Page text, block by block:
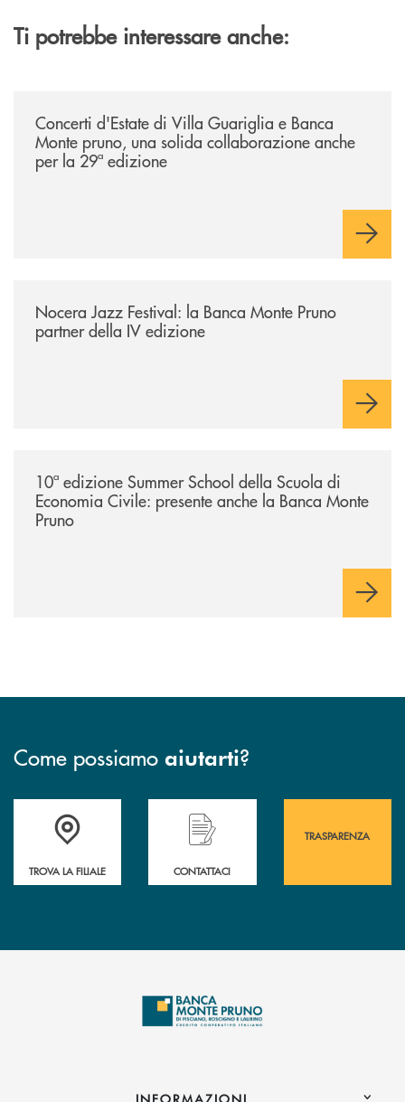
Ti potrebbe interessare anche:
Concerti d'Estate di Villa Guariglia e Banca
Monte pruno, una solida collaborazione anche
per la 29ª edizione
Nocera Jazz Festival: la Banca Monte Pruno
partner della IV edizione
10ª edizione Summer School della Scuola di
Economia Civile: presente anche la Banca Monte
Pruno
Come possiamo aiutarti?
Accedi all' elenco completo&nbsp; delle&nbsp; filiali&nbsp; di Banca
TROVA LA FILIALE
Hai bisogno di assistenza immediata?
CONTATTACI
TRASPARENZA
INFORMAZIONI